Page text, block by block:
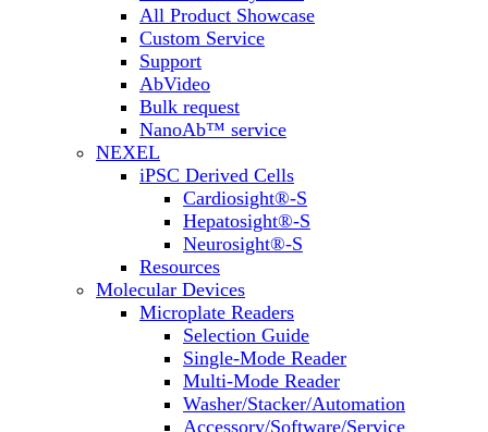
All Product Showcase
Custom Service
Support
AbVideo
Bulk request
NanoAb™ service
NEXEL
iPSC Derived Cells
Cardiosight®-S
Hepatosight®-S
Neurosight®-S
Resources
Molecular Devices
Microplate Readers
Selection Guide
Single-Mode Reader
Multi-Mode Reader
Washer/Stacker/Automation
Accessory/Software/Service